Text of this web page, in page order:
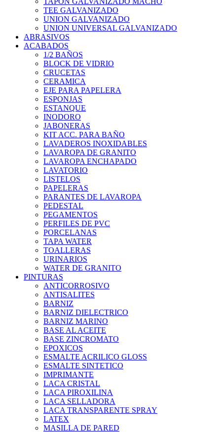
TEE GALVANIZADO
UNION GALVANIZADO
UNION UNIVERSAL GALVANIZADO
ABRASIVOS
ACABADOS
1/2 BAÑOS
BLOCK DE VIDRIO
CRUCETAS
CERAMICA
EJE PARA PAPELERA
ESPONJAS
ESTANQUE
INODORO
JABONERAS
KIT ACC. PARA BAÑO
LAVADEROS INOXIDABLES
LAVAROPA DE GRANITO
LAVAROPA ENCHAPADO
LAVATORIO
LISTELOS
PAPELERAS
PARANTES DE LAVAROPA
PEDESTAL
PEGAMENTOS
PERFILES DE PVC
PORCELANAS
TAPA WATER
TOALLERAS
URINARIOS
WATER DE GRANITO
PINTURAS
ANTICORROSIVO
ANTISALITES
BARNIZ
BARNIZ DIELECTRICO
BARNIZ MARINO
BASE AL ACEITE
BASE ZINCROMATO
EPOXICOS
ESMALTE ACRILICO GLOSS
ESMALTE SINTETICO
IMPRIMANTE
LACA CRISTAL
LACA PIROXILINA
LACA SELLADORA
LACA TRANSPARENTE SPRAY
LATEX
MASILLA DE PARED